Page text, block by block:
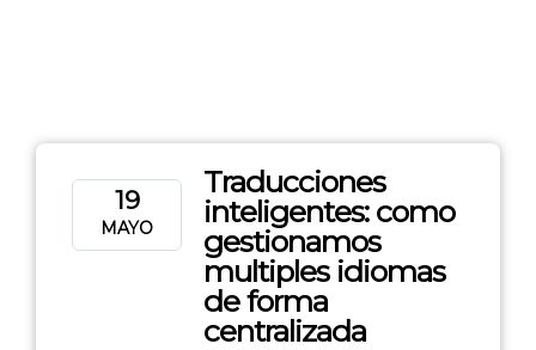
19
MAYO
Traducciones
inteligentes: como
gestionamos
multiples idiomas
de forma
centralizada